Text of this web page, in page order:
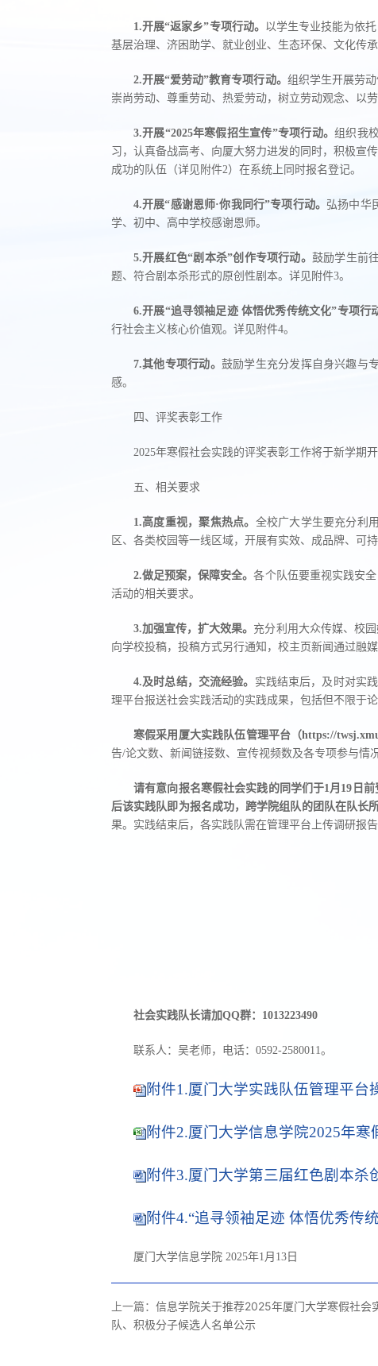
1 .开展“返家乡”专项行动。
以学生专业技能为依
基层治理、济困助学、就业创业、生态环保、文化传
2.开展“爱劳动”教育专项行动。 组织学生开展劳
崇尚劳动、尊重劳动、热爱劳动，树立劳动观念、以
3.开展“2025年寒假招生宣传”专项行动。组织我
习，认真备战高考、向厦大努力进发的同时，积极宣
成功的队伍（详见附件2）在系统上同时报名登记。
4.开展“感谢恩师·你我同行”专项行动。 弘扬中华
学、初中、高中学校感谢恩师。
5.开展红色“剧本杀”创作专项行动。 鼓励学生前
题、符合剧本杀形式的原创性剧本。详见附件3。
6.开展“追寻领袖足迹 体悟优秀传统文化”专项行
行社会主义核心价值观。详见附件4。
7.其他专项行动。 鼓励学生充分发挥自身兴趣与
感。
四、评奖表彰工作
2025年寒假社会实践的评奖表彰工作将于新学期
五、相关要求
1 .高度重视，聚焦热点。 全校广大学生要充分利
区、各类校园等一线区域，开展有实效、成品牌、可
2.做足预案，保障安全。各个队伍要重视实践安
活动的相关要求。
3.加强宣传，扩大效果。 充分利用大众传媒、校
向学校投稿，投稿方式另行通知，校主页新闻通过融
4.及时总结，交流经验。 实践结束后，及时对实
理平台报送社会实践活动的实践成果，包括但不限于
寒假采用厦大实践队伍管理平台（https://
告/论文数、新闻链接数、宣传视频数及各专项参与情况
请有意向报名寒假社会实践的同学们于1月19日
后该实践队即为报名成功，跨学院组队的团队在队长
果。实践结束后，各实践队需在管理平台上传调研报告
社会实践队长请加QQ群：1013223490
联系人：吴老师，电话：0592-2580011。
附件1.厦门大学实践队伍管理平台
附件2.厦门大学信息学院2025年
附件3.厦门大学第三届红色剧本杀
附件4.“追寻领袖足迹 体悟优秀传
厦门大学信息学院 2025年1月13日
上一篇： 信息学院关于推荐2025年厦门大学寒假社会
队、积极分子候选人名单公示